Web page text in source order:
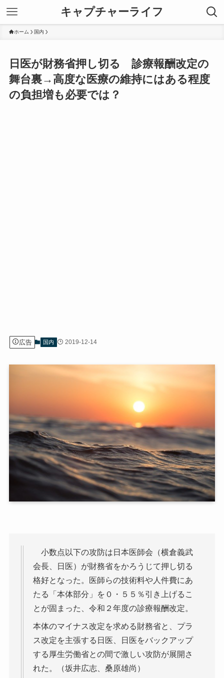
キャプチャーライフ
ホーム 国内
日医が財務省押し切る 診療報酬改定の
舞台裏→高度な医療の維持にはある程度
の負担増も必要では？
広告 国内 2019-12-14
小数点以下の攻防は日本医師会（横倉義武
会長、日医）が財務省をかろうじて押し切る
格好となった。医師らの技術料や人件費にあ
たる「本体部分」を０・５５％引き上げるこ
とが固まった、令和２年度の診療報酬改定。
本体のマイナス改定を求める財務省と、プラ
ス改定を主張する日医、日医をバックアップ
する厚生労働省との間で激しい攻防が展開さ
れた。（坂井広志、桑原雄尚）